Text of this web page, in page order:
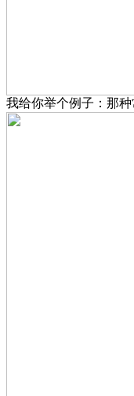
我给你举个例子：那种